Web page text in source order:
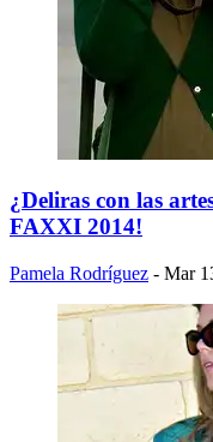
¿Deliras con las
FAXXI 2014!
Pamela Rodríguez - Mar